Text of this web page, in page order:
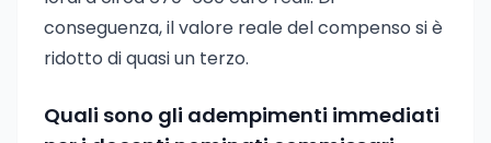
conseguenza, il valore reale del compenso si è
ridotto di quasi un terzo.
Quali sono gli adempimenti immediati